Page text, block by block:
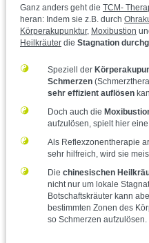
Ganz anders geht die TCM-
heran: Indem sie z.B. durch
Körperakupunktur, Moxibustion
Heilkräuter die Stagnation
Speziell der
Schmerzen
sehr effizient auflösen
Doch auch die
aufzulösen, spielt hier
Als Reflexzonentherapie
sehr hilfreich, wird sie
Die chinesischen
nicht nur um lokale
Botschaftskräuter kann
bestimmten Zonen des
so Schmerzen aufzulösen.